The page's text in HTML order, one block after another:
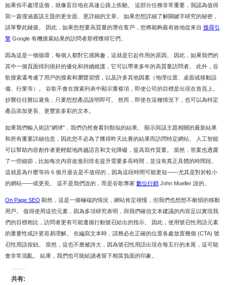
如果你不處理這個，就像盲目地在高速公路上疾馳。 這部分任務非常重要，我認為值得
寫一篇僅涵蓋該主題的更全面、更詳細的文章。 如果您想詳細了解關鍵字研究的秘密，
請單擊此鏈接。 因此，如果您想要高質量的潛在客戶，您將能夠最有效地從來自 搜尋引
擎 Google 有機搜索結果的訪問者那裡獲得它們。
因為這是一個循環，每個人都對它感興趣，這就是它起作用的原因。 因此，如果我們的
其中一個頁面得到很好的優化和持續維護，它可以帶來多年的高質量訪問者。 此外，谷
歌搜索還考慮了用戶的搜索和瀏覽習慣，以及許多其他因素（地理位置、桌面或移動設
備、行業等）。 谷歌不會在搜索列表中顯示重複項，即使公司的目標是出現在首頁上。
抄襲往往難以避免，只要想想產品說明即可。 然而，即使在這種情況下，也可以為特定
產品添加更長、更豐富多彩的文本。
如果我們輸入術語"網球"，我們仍然會看到類似的結果。 顯示與該主題相關的最新結果
和所有重要詳細信息，因此您不必為了獲得昨天比賽的結果而訪問特定網站。 人工智能
可以幫助內容創作者更輕鬆地跨越語言和文化障礙，提高寫作質量。 當然，答案也透露
了一些細節，比如每次內容改進到排名提升需要多長時間，並沒有真正具體的時間段。
這就是為什麼等待 6 個月過去是不值得的，因為這段時間可能更短——尤其是對於較小
的網站——或更長。 這不是我們說的，而是谷歌專家 數位行銷 John Mueller 說的。
On Page SEO 顯然，這是一個極端的情況，網站肯定很慢，但我們也想想不耐煩的移動
用戶。 值得使用這些元素，因為多項研究表明，與我們確信文本建議的內容足以實現我
們的目標相比，訪問者更有可能遵循行動號召給出的指示。 因此，使用號召性用語元素
的重要性或許更容易理解。 在編寫文本時，請務必在正確的位置各處放置幾個 (CTA) 號
召性用語按鈕。 當然，這也不應被誇大，因為號召性用語出現在每五行的末尾，這可能
會非常混亂。 結果，我們也可能給讀者留下相當負面的印象。
共有: